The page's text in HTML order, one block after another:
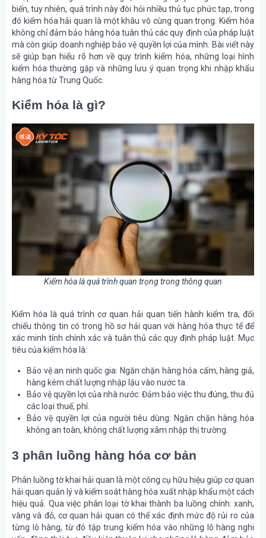
biến, tuy nhiên, quá trình này đòi hỏi nhiều thủ tục phức tạp, trong
đó kiểm hóa hải quan là một khâu vô cùng quan trọng. Kiểm hóa
không chỉ đảm bảo hàng hóa tuân thủ các quy định của pháp luật
mà còn giúp doanh nghiệp bảo vệ quyền lợi của mình. Bài viết này
sẽ giúp bạn hiểu rõ hơn về quy trình kiểm hóa, những loại hình
kiểm hóa thường gặp và những lưu ý quan trọng khi nhập khẩu
hàng hóa từ Trung Quốc.
Kiểm hóa là gì?
Kiểm hóa là quá trình quan trọng trong thông quan
Kiểm hóa là quá trình cơ quan hải quan tiến hành kiểm tra, đối
chiếu thông tin có trong hồ sơ hải quan với hàng hóa thực tế để
xác minh tính chính xác và tuân thủ các quy định pháp luật. Mục
tiêu của kiểm hóa là:
Bảo vệ an ninh quốc gia: Ngăn chặn hàng hóa cấm, hàng giả,
hàng kém chất lượng nhập lậu vào nước ta.
Bảo vệ quyền lợi của nhà nước: Đảm bảo việc thu đúng, thu đủ
các loại thuế, phí.
Bảo vệ quyền lợi của người tiêu dùng: Ngăn chặn hàng hóa
không an toàn, không chất lượng xâm nhập thị trường.
3 phân luồng hàng hóa cơ bản
Phân luồng tờ khai hải quan là một công cụ hữu hiệu giúp cơ quan
hải quan quản lý và kiểm soát hàng hóa xuất nhập khẩu một cách
hiệu quả. Qua việc phân loại tờ khai thành ba luồng chính: xanh,
vàng và đỏ, cơ quan hải quan có thể xác định mức độ rủi ro của
từng lô hàng, từ đó tập trung kiểm hóa vào những lô hàng nghi